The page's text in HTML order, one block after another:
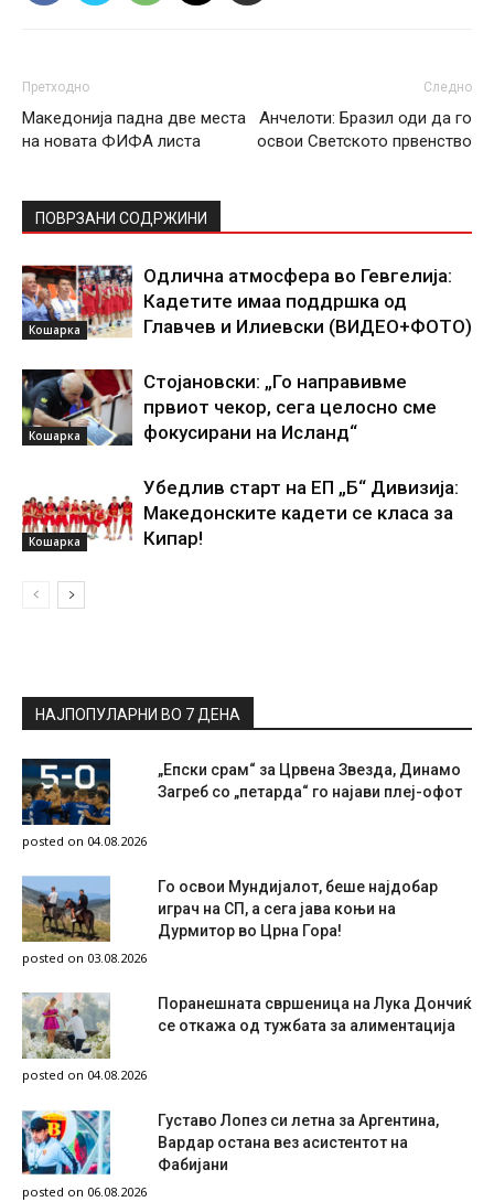
Претходно
Македонија падна две места
на новата ФИФА листа
Следно
Анчелоти: Бразил оди да го
освои Светското првенство
ПОВРЗАНИ СОДРЖИНИ
Кошарка
Одлична атмосфера во Гевгелија:
Кадетите имаа поддршка од
Главчев и Илиевски (ВИДЕО+ФОТО)
Кошарка
Стојановски: „Го направивме
првиот чекор, сега целосно сме
фокусирани на Исланд“
Кошарка
Убедлив старт на ЕП „Б“ Дивизија:
Македонските кадети се класа за
Кипар!
НАЈПОПУЛАРНИ ВО 7 ДЕНА
„Епски срам“ за Црвена Звезда, Динамо
Загреб со „петарда“ го најави плеј-офот
posted on 04.08.2026
Го освои Мундијалот, беше најдобар
играч на СП, а сега јава коњи на
Дурмитор во Црна Гора!
posted on 03.08.2026
Поранешната свршеница на Лука Дончиќ
се откажа од тужбата за алиментација
posted on 04.08.2026
Густаво Лопез си летна за Аргентина,
Вардар остана вез асистентот на
Фабијани
posted on 06.08.2026